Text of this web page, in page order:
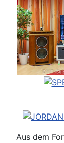
Aus dem